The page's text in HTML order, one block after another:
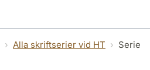
Alla skriftserier vid HT Serie